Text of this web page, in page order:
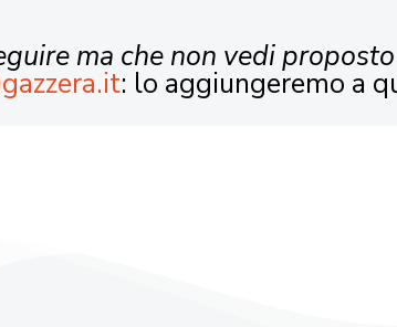
ma che non vedi
: lo aggiungeremo a